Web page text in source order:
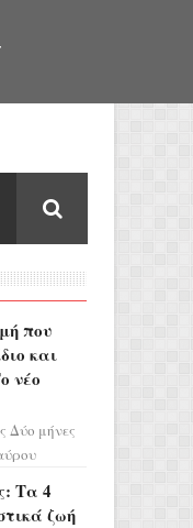
που
και
νέο
Δύο μήνες
Τα 4
ζωή